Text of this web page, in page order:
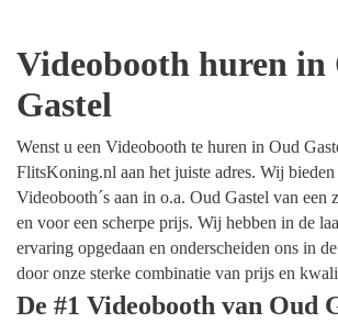
Videobooth huren in
Gastel
Wenst u een Videobooth te huren in Oud
FlitsKoning.nl aan het juiste adres. Wij
Videobooth´s aan in o.a. Oud Gastel van een
en voor een scherpe prijs. Wij hebben in de
ervaring opgedaan en onderscheiden ons in
door onze sterke combinatie van prijs en
De #1 Videobooth van Oud